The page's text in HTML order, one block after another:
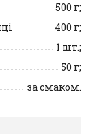
500 г;
400 г;
1 шт.;
50 г;
за смаком.